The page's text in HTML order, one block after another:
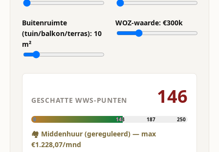
Buitenruimte
(tuin/balkon/terras): 10
m²
WOZ-waarde: €300k
GESCHATTE WWS-PUNTEN 146
0 143 187 250
🏘 Middenhuur (gereguleerd) — max
€1.228,07/mnd